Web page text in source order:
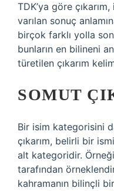
TDK’ya göre
varılan sonuç
birçok farklı yolla
bunların en bilineni
türetilen çıkarım
SOMUT
Bir isim kategorisini
çıkarım, belirli bir
alt kategoridir.
tarafından
kahramanın bilinçli